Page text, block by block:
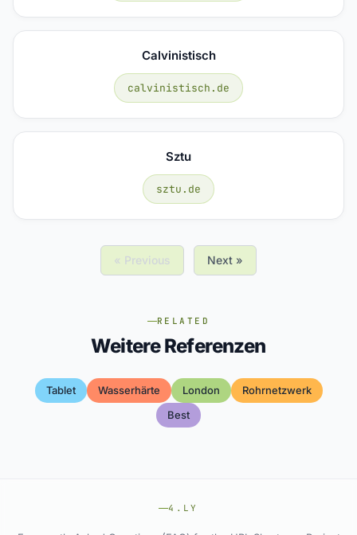
Calvinistisch
calvinistisch.de
Sztu
sztu.de
« Previous Next »
RELATED
Weitere Referenzen
Tablet Wasserhärte London
Rohrnetzwerk
Best
4.LY